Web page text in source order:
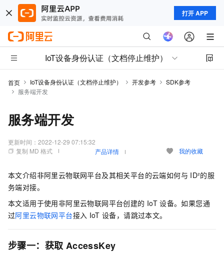
打开 APP
IoT设备身份认证（文档停止维护）
首页 IoT设备身份认证（文档停止维护） 开发参考
SDK参考
服务端开发
服务端开发
更新时间： 2022-12-29 07:15:32
复制 MD 格式
产品详情 我的收藏
本文介绍非阿里云物联网平台及其相关平台的云端如何与 ID²的服
务端对接。
本文适用于使用非阿里云物联网平台创建的 IoT 设备。如果您通
过阿里云物联网平台接入 IoT 设备，请跳过本文。
步骤一：获取 AccessKey